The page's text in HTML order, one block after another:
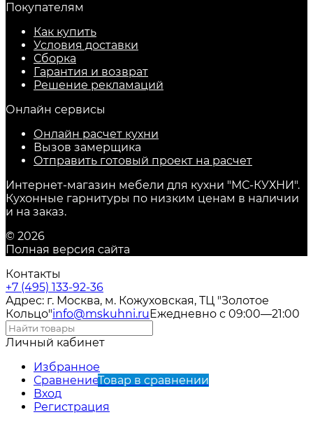
Покупателям
Как купить
Условия доставки
Сборка
Гарантия и возврат
Решение рекламаций
Онлайн сервисы
Онлайн расчет кухни
Вызов замерщика
Отправить готовый проект на расчет
Интернет-магазин мебели для кухни "МС-КУХНИ".
Кухонные гарнитуры по низким ценам в наличии
и на заказ.
© 2026
Полная версия сайта
Контакты
+7 (495) 133-92-36
Адрес: г. Москва, м. Кожуховская, ТЦ "Золотое
Кольцо"info@mskuhni.ru Ежедневно с 09:00—21:00
Личный кабинет
Избранное
СравнениеТовар в сравнении
Вход
Регистрация